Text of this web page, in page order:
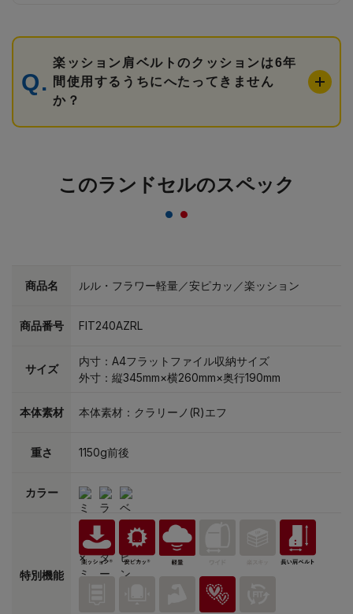
楽ッション肩ベルトのクッションは6年
間使用するうちにへたってきません
か？
このランドセルのスペック
商品名 ルル・フラワー軽量／安ピカッ／楽ッション
商品番号 FIT240AZRL
サイズ
内寸：A4フラットファイル収納サイズ
外寸：縦345mm×横260mm×奥行190mm
本体素材 本体素材：クラリーノ(R)エフ
重さ 1150g前後
カラー
特別機能